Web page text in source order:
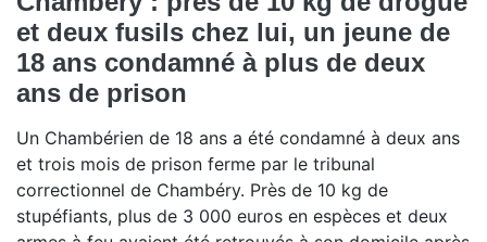
et deux fusils chez lui, un jeune de
18 ans condamné à plus de deux
ans de prison
Un Chambérien de 18 ans a été condamné à deux ans
et trois mois de prison ferme par le tribunal
correctionnel de Chambéry. Près de 10 kg de
stupéfiants, plus de 3 000 euros en espèces et deux